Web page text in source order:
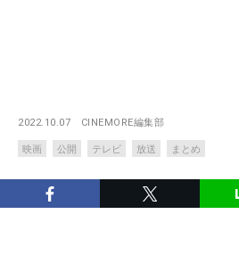
2022.10.07 CINEMORE編集部
映画 公開 テレビ 放送 まとめ